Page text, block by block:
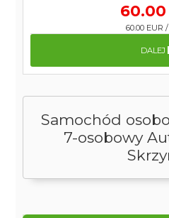
Samochód
7-osobowy
60.00
60.00 EUR /
DALEJ